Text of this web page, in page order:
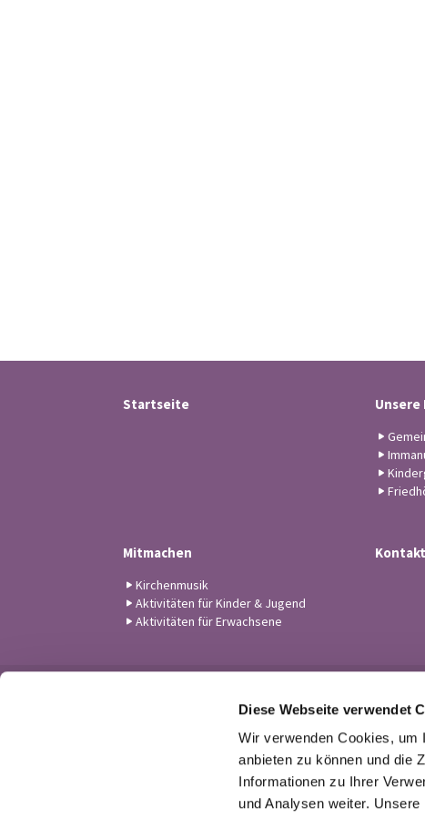
Diese Webseite verwendet
Wir verwenden Cookies, um
anbieten zu können und die
Informationen zu Ihrer
und Analysen weiter.
Startseite Unsere
Mitmachen
Kirchenmusik
Aktivitäten für Kinder & Jugend
Aktivitäten für Erwachsene
Kontakt